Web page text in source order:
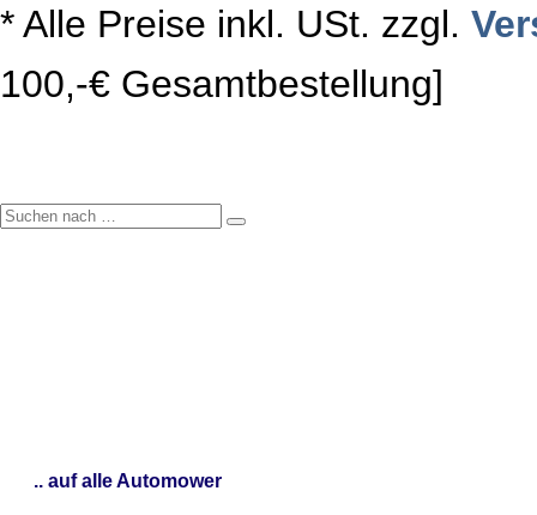
* Alle Preise inkl. USt. zzgl.
100,-€ Gesamtbestellung]
.. auf alle Automower